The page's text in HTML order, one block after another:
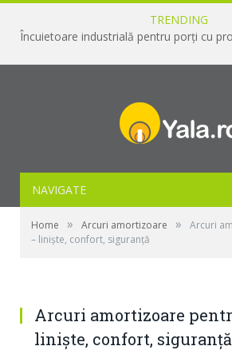
TRENDING
NAVIGATE
Home » Arcuri amortizoare »
Arcuri
– linişte, confort, siguranţă
Arcuri amortizoare
linişte, confort, siguranţă